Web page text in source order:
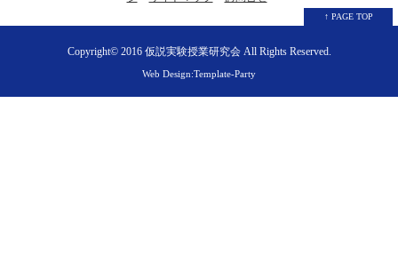
↑ PAGE TOP
Copyright© 2016 仮説実験授業研究会All Rights Reserved.
Web Design:Template-Party